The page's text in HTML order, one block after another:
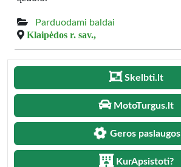
Parduodami baldai
Klaipėdos r. sav.,
Skelbti.lt
MotoTurgus.lt
Geros paslaugos
KurApsistoti?